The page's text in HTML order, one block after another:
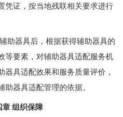
凭证，按当地残联相关要求进行
助器具后，根据获得辅助器具的
等要素，对辅助器具适配服务机
器具适配效果和服务质量评价，
器具适配管理的依据。
章 组织保障